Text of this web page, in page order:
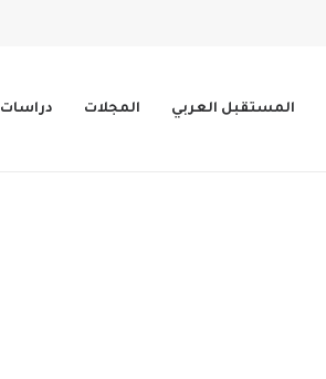
المستقبل العربي المجلات دراسات